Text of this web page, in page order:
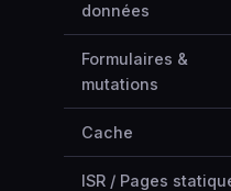
données
Formulaires &
mutations
Cache
ISR / Pages